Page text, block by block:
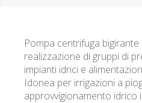
Pompa centrifuga
realizzazione di gruppi di
impianti idrici e
Idonea per irrigazioni a
approvvigionamento idrico